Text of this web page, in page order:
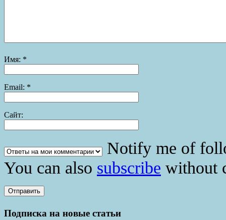
Имя: *
Email: *
Сайт:
Notify me of
You can also subscribe without
Подписка на новые статьи